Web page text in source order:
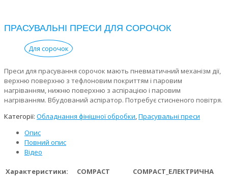
ПРАСУВАЛЬНІ ПРЕСИ ДЛЯ СОРОЧОК
Для сорочок
Преси для прасування сорочок мають пневматичний механізм дії,
верхню поверхню з тефлоновим покриттям і паровим
нагріванням, нижню поверхню з аспірацією і паровим
нагріванням. Вбудований аспіратор. Потребує стисненого повітря.
Категорії: Обладнання фінішної обробки,Прасувальні преси
Опис
Повний опис
Відео
Характеристики: COMPACT
COMPACT_ЕЛЕКТРИЧНА